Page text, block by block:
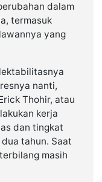
dalam
termasuk
yang
nanti,
Thohir, atau
kerja
dan tingkat
tahun. Saat
masih